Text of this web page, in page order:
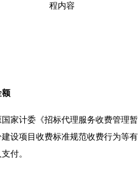
程内容
额
家计委《招标代理服务收费管理
建设项目收费标准规范收费行为等
付。